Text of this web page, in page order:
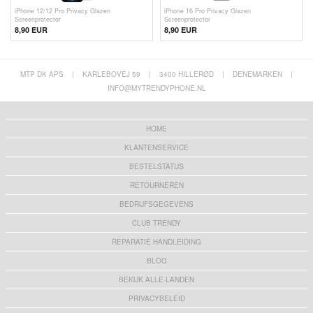
iPhone 12/12 Pro Privacy Glazen
Screenprotector
8,90 EUR
iPhone 16 Pro Privacy Glazen
Screenprotector
8,90 EUR
MTP DK APS | KARLEBOVEJ 59 | 3400 HILLERØD | DENEMARKEN
|
INFO@MYTRENDYPHONE.NL
HOME
KLANTENSERVICE
BESTELSTATUS
RETOURNEREN
BEDRIJFSGEGEVENS
CLUB TRENDY
REPARATIE HANDLEIDING
BLOG
BEKIJK ALLE LANDEN
PRIVACYBELEID